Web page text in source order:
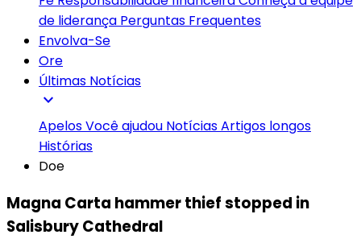
de liderança Perguntas Frequentes
Envolva-Se
Ore
Últimas Notícias
expand_more
ApelosVocê ajudou NotíciasArtigos longos
Histórias
Doe
Magna Carta hammer thief stopped in
Salisbury Cathedral